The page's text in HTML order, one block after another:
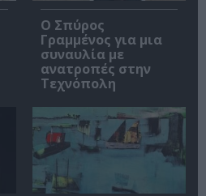
Ο Σπύρος
Γραμμένος για μια
συναυλία με
ανατροπές στην
Τεχνόπολη